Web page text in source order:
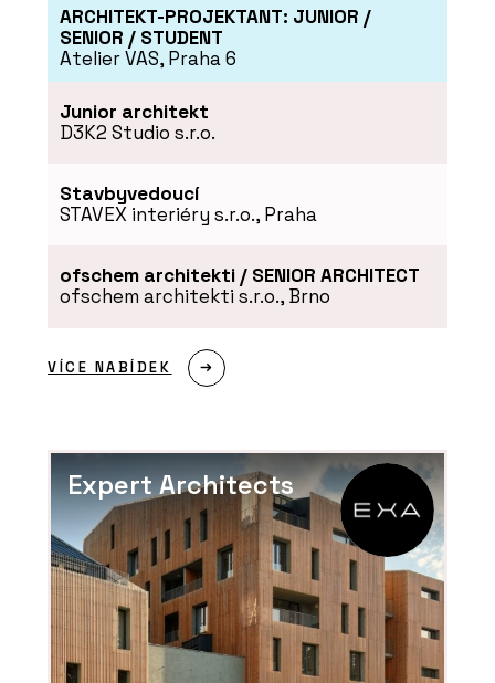
ARCHITEKT-PROJEKTANT: JUNIOR /
SENIOR / STUDENT
Atelier VAS, Praha 6
Junior architekt
D3K2 Studio s.r.o.
Stavbyvedoucí
STAVEX interiéry s.r.o., Praha
ofschem architekti / SENIOR ARCHITECT
ofschem architekti s.r.o., Brno
VÍCE NABÍDEK
Expert Architects